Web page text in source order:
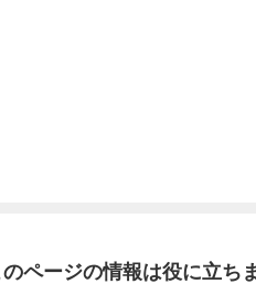
のページの情報は役に立ち